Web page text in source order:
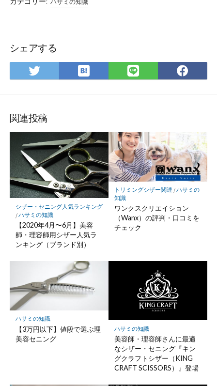
シェアする
Twitter
で
ア
は
て
ク
マ
ー
ク
に
保
存
LINE
で
で
関連投稿
シザー・セニング人気ランキング
/ハサミの知識
【2020年4月〜6月】美容
師・理容師用シザー人気ラ
ンキング（ブランド別）
トリミングシザー関連 /ハサミの
知識
ワンクスクリエイション
（Wanx）の評判・口コミを
チェック
ハサミの知識
【3万円以下】値段で選ぶ理
美容セニング
ハサミの知識
美容師・理容師さんに最適
なシザー・セニング『キン
グクラフトシザー（KING
CRAFT SCISSORS）』登場